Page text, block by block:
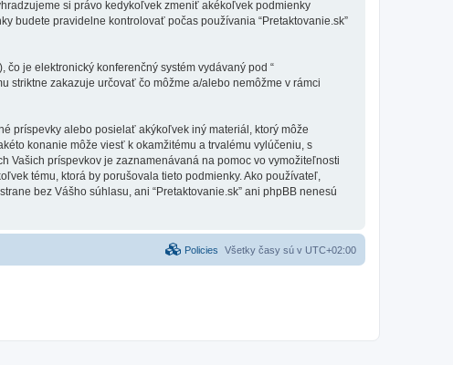
si právo kedykoľvek zmeniť akékoľvek podmienky
budete pravidelne kontrolovať počas používania “Pretaktovanie.sk”
čo je elektronický konferenčný systém vydávaný pod “
striktne zakazuje určovať čo môžme a/alebo nemôžme v rámci
príspevky alebo posielať akýkoľvek iný materiál, ktorý môže
konanie môže viesť k okamžitému a trvalému vylúčeniu, s
Vašich príspevkov je zaznamenávaná na pomoc vo vymožiteľnosti
tému, ktorá by porušovala tieto podmienky. Ako používateľ,
bez Vášho súhlasu, ani “Pretaktovanie.sk” ani phpBB nenesú
Všetky časy sú v UTC+02:00
Policies